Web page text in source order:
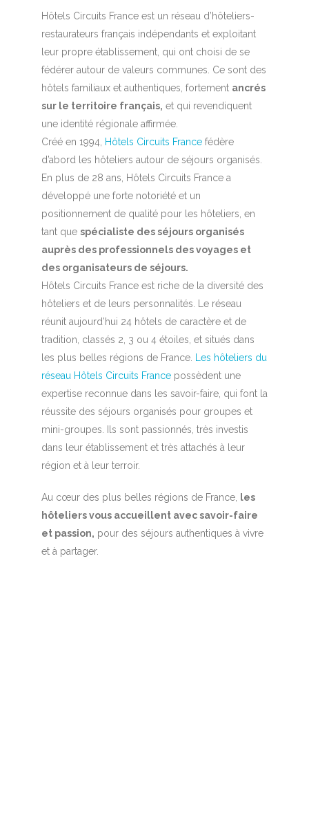
Hôtels Circuits France est un réseau d’hôteliers-
restaurateurs français indépendants et exploitant
leur propre établissement, qui ont choisi de se
fédérer autour de valeurs communes. Ce sont des
hôtels familiaux et authentiques, fortement ancrés
sur le territoire français, et qui revendiquent
une identité régionale affirmée.
Créé en 1994, Hôtels Circuits Francefédère
d’abord les hôteliers autour de séjours organisés.
En plus de 28 ans, Hôtels Circuits France a
développé une forte notoriété et un
positionnement de qualité pour les hôteliers, en
tant que spécialiste des séjours organisés
auprès des professionnels des voyages et
des organisateurs de séjours.
Hôtels Circuits France est riche de la diversité des
hôteliers et de leurs personnalités. Le réseau
réunit aujourd’hui 24 hôtels de caractère et de
tradition, classés 2, 3 ou 4 étoiles, et situés dans
les plus belles régions de France.
Les hôteliers du
réseau Hôtels Circuits Francepossèdent une
expertise reconnue dans les savoir-faire, qui font la
réussite des séjours organisés pour groupes et
mini-groupes. Ils sont passionnés, très investis
dans leur établissement et très attachés à leur
région et à leur terroir.
Au cœur des plus belles régions de France,
les
hôteliers vous accueillent avec savoir-faire
et passion, pour des séjours authentiques à vivre
et à partager.